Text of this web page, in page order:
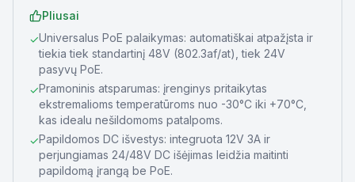
Pliusai
✓Universalus PoE palaikymas: automatiškai atpažįsta ir
tiekia tiek standartinį 48V (802.3af/at), tiek 24V
pasyvų PoE.
✓Pramoninis atsparumas: įrenginys pritaikytas
ekstremalioms temperatūroms nuo -30°C iki +70°C,
kas idealu nešildomoms patalpoms.
✓Papildomos DC išvestys: integruota 12V 3A ir
perjungiamas 24/48V DC išėjimas leidžia maitinti
papildomą įrangą be PoE.